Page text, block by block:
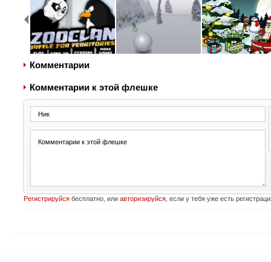
Комментарии
Комментарии к этой флешке
Регистрируйсябесплатно, или авторизируйся, если у тебя уже есть